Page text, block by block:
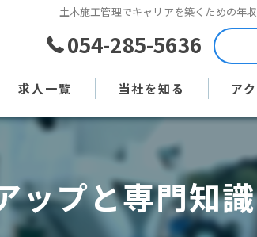
土木施工管理でキャリアを築くための年
054-285-5636
求人一覧 当社を知る
土木作業員
現場監督
ア
ップと専門知